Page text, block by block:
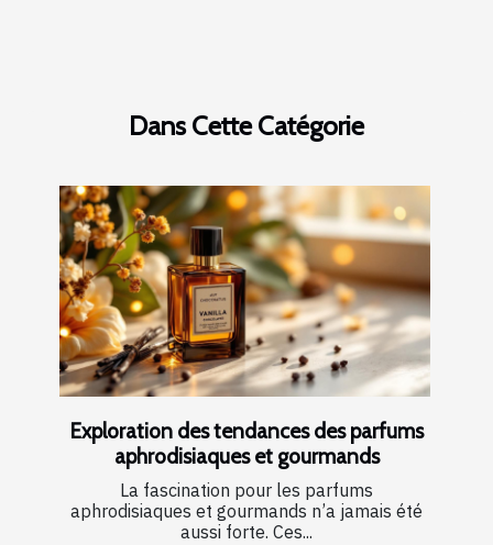
Dans Cette Catégorie
Exploration des tendances des parfums
aphrodisiaques et gourmands
La fascination pour les parfums
aphrodisiaques et gourmands n’a jamais été
aussi forte. Ces...